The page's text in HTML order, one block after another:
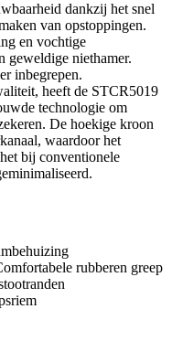
dankzij het snel
van opstoppingen.
en vochtige
geweldige niethamer.
inbegrepen.
heeft de STCR5019
technologie om
De hoekige kroon
waardoor het
bij conventionele
rubberen greep